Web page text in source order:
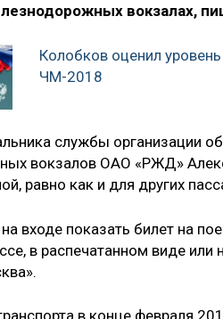
вокзалах,
Колобков оценил
ЧМ-2018
службы организации
вокзалов ОАО «РЖД»
равно как и для других
входе показать билет на
в распечатанном виде